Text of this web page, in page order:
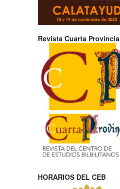
Revista Cuarta Provincia
HORARIOS DEL CEB